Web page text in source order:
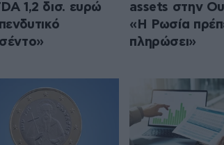
1,2 δισ. ευρώ
assets στην
«Η Ρωσία
πληρώσει»